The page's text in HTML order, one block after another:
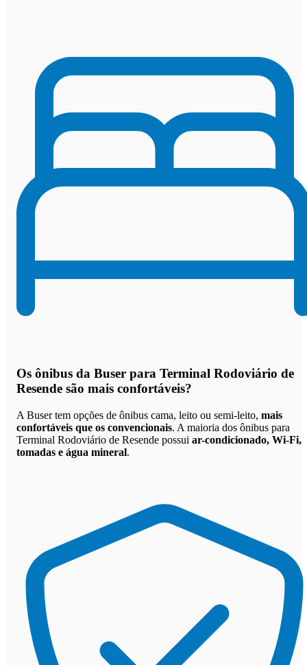
Os ônibus da Buser para Terminal Rodoviário de
Resende são mais confortáveis?
A Buser tem opções de ônibus cama, leito ou semi-leito, mais
confortáveis que os convencionais. A maioria dos ônibus para
Terminal Rodoviário de Resende possui ar-condicionado, Wi-Fi,
tomadas e água mineral.